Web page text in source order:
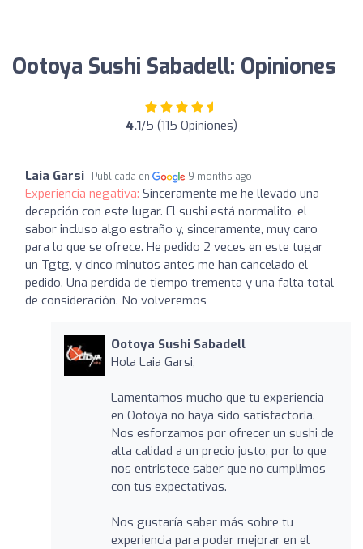
Ootoya Sushi Sabadell: Opiniones
4.1/5 (115 Opiniones)
Laia Garsi Publicada en 9 months ago
Experiencia negativa: Sinceramente me he llevado una
decepción con este lugar. El sushi está normalito, el
sabor incluso algo estraño y, sinceramente, muy caro
para lo que se ofrece. He pedido 2 veces en este tugar
un Tgtg, y cinco minutos antes me han cancelado el
pedido. Una perdida de tiempo trementa y una falta total
de consideración. No volveremos
Ootoya Sushi Sabadell
Hola Laia Garsi,
Lamentamos mucho que tu experiencia
en Ootoya no haya sido satisfactoria.
Nos esforzamos por ofrecer un sushi de
alta calidad a un precio justo, por lo que
nos entristece saber que no cumplimos
con tus expectativas.
Nos gustaría saber más sobre tu
experiencia para poder mejorar en el